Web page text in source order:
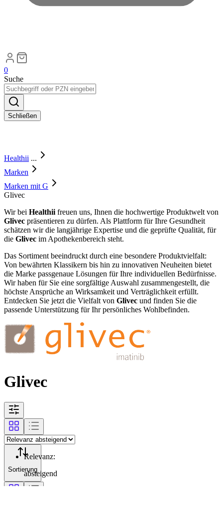
0
Suche
Schließen
Healthii ...
Marken
Marken mit G
Glivec
Wir bei Healthii freuen uns, Ihnen die hochwertige Produktwelt von
Glivec präsentieren zu dürfen. Als Plattform für Ihre Gesundheit
schätzen wir die langjährige Expertise und die geprüfte Qualität, für
die Glivec im Apothekenbereich steht.
Das Sortiment beeindruckt durch eine besondere Produktvielfalt:
Von bewährten Klassikern bis hin zu innovativen Neuheiten bietet
die Marke passgenaue Lösungen für Ihre individuellen Bedürfnisse.
Wir haben für Sie eine sorgfältige Auswahl zusammengestellt, die
höchste Ansprüche an Wirksamkeit und Verträglichkeit erfüllt.
Entdecken Sie jetzt die Vielfalt von Glivec und finden Sie die
passende Unterstützung für Ihr persönliches Wohlbefinden.
Glivec
Sortierung
Relevanz:
absteigend